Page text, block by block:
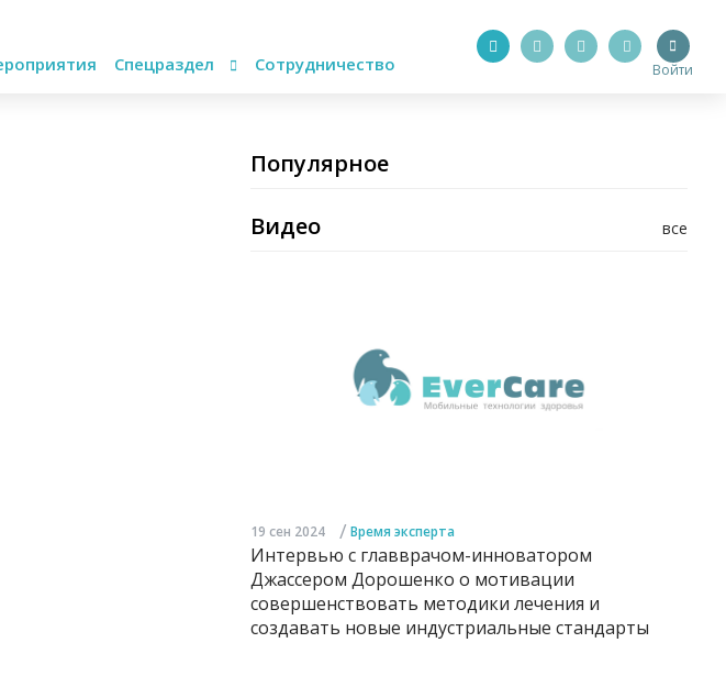
Спецраздел Сотрудничество Войти
Популярное
все
Видео
19 сен 2024 / Время эксперта
Интервью с главврачом-инноватором
Джассером Дорошенко о мотивации
совершенствовать методики лечения и
создавать новые индустриальные стандарты